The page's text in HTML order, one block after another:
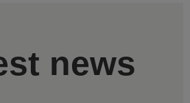
news